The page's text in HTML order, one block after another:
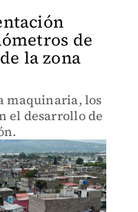
de
la zona
maquinaria, los
el desarrollo de